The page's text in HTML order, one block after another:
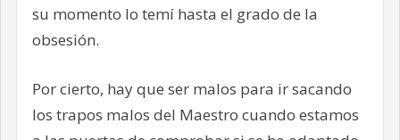
su momento lo temí hasta el grado de la
obsesión.
Por cierto, hay que ser malos para ir sacando
los trapos malos del Maestro cuando estamos